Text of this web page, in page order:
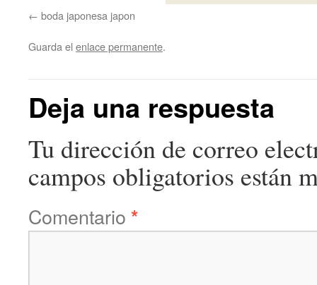
boda japonesa japon
Guarda el enlace permanente.
Deja una respuesta
Tu dirección de correo
campos obligatorios están
Comentario *